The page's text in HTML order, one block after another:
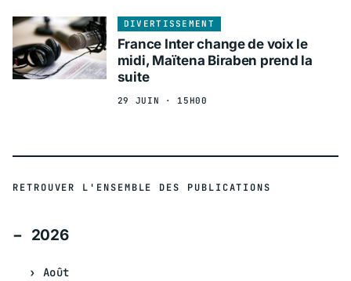
DIVERTISSEMENT
France Inter change de voix le
midi, Maïtena Biraben prend la
suite
29 JUIN · 15H00
RETROUVER L'ENSEMBLE DES PUBLICATIONS
2026
Août